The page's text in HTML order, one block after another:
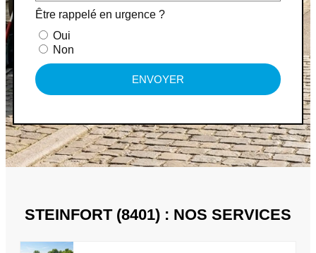
Être rappelé en urgence ?
Oui
Non
ENVOYER
STEINFORT (8401) : NOS SERVICES